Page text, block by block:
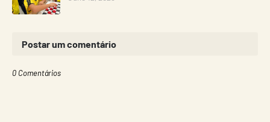
Postar um comentário
0 Comentários